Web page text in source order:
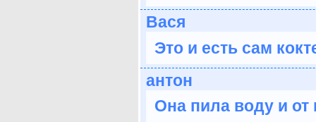
Вася
Это и есть сам
антон
Она пила воду и от